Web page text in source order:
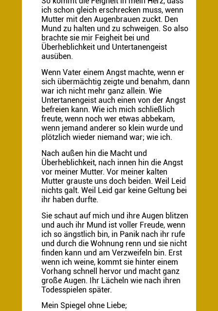
ich schon gleich erschrecken muss, wenn
Mutter mit den Augenbrauen zuckt. Den
Mund zu halten und zu schweigen. So also
brachte sie mir Feigheit bei und
Überheblichkeit und Untertanengeist
ausüben.
Wenn Vater einem Angst machte, wenn er
sich übermächtig zeigte und benahm, dann
war ich nicht mehr ganz allein. Wie
Untertanengeist auch einen von der Angst
befreien kann. Wie ich mich schließlich
freute, wenn noch wer etwas abbekam,
wenn jemand anderer so klein wurde und
plötzlich wieder niemand war; wie ich.
Nach außen hin die Macht und
Überheblichkeit, nach innen hin die Angst
vor meiner Mutter. Vor meiner kalten
Mutter grauste uns doch beiden. Weil Leid
nichts galt. Weil Leid gar keine Geltung bei
ihr haben durfte.
Sie schaut auf mich und ihre Augen blitzen
und auch ihr Mund ist voller Freude, wenn
ich so ängstlich bin, in Panik nach ihr rufe
und durch die Wohnung renn und sie nicht
finden kann und am Verzweifeln bin. Erst
wenn ich weine, kommt sie hinter einem
Vorhang schnell hervor und macht ganz
große Augen. Ihr Lächeln wie nach ihren
Todesspielen später.
Mein Spiegel ohne Liebe;